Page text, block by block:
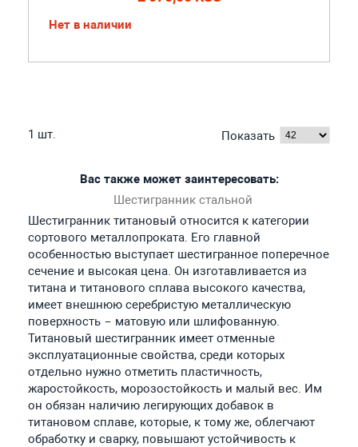
Нет в наличии
1 шт. Показать
Вас также может заинтересовать:
Шестигранник стальной
Шестигранник титановый относится к категории
сортового металлопроката. Его главной
особенностью выступает шестигранное поперечное
сечение и высокая цена. Он изготавливается из
титана и титанового сплава высокого качества,
имеет внешнюю серебристую металлическую
поверхность – матовую или шлифованную.
Титановый шестигранник имеет отменные
эксплуатационные свойства, среди которых
отдельно нужно отметить пластичность,
жаростойкость, морозостойкость и малый вес. Им
он обязан наличию легирующих добавок в
титановом сплаве, которые, к тому же, облегчают
обработку и сварку, повышают устойчивость к